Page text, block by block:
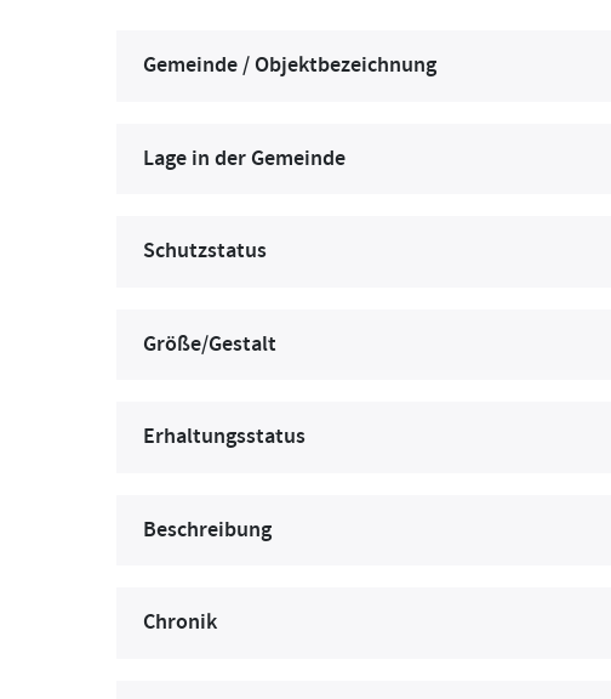
Gemeinde / Objektbezeichnung
Lage in der Gemeinde
Schutzstatus
Größe/Gestalt
Erhaltungsstatus
Beschreibung
Chronik